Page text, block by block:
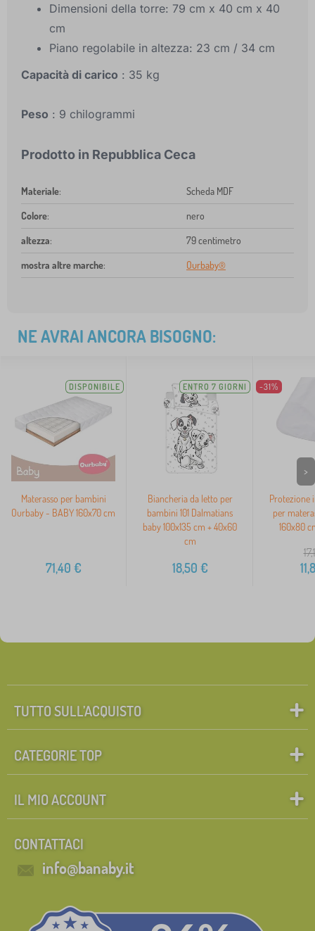
Dimensioni della torre: 79 cm x 40 cm x 40
cm
Piano regolabile in altezza: 23 cm / 34 cm
Capacità di carico : 35 kg
Peso : 9 chilogrammi
Prodotto in Repubblica Ceca
Materiale: Scheda MDF
Colore: nero
altezza: 79 centimetro
mostra altre marche: Ourbaby®
NE AVRAI ANCORA BISOGNO:
DISPONIBILE
Materasso per bambini
Ourbaby - BABY 160x70 cm
71,40 €
ENTRO 7 GIORNI
Biancheria da letto per
bambini 101 Dalmatians
baby 100x135 cm + 40x60
cm
18,50 €
-31%
Protezione
per
160x80
>
TUTTO SULL’ACQUISTO
CATEGORIE TOP
IL MIO ACCOUNT
CONTATTACI
info@banaby.it